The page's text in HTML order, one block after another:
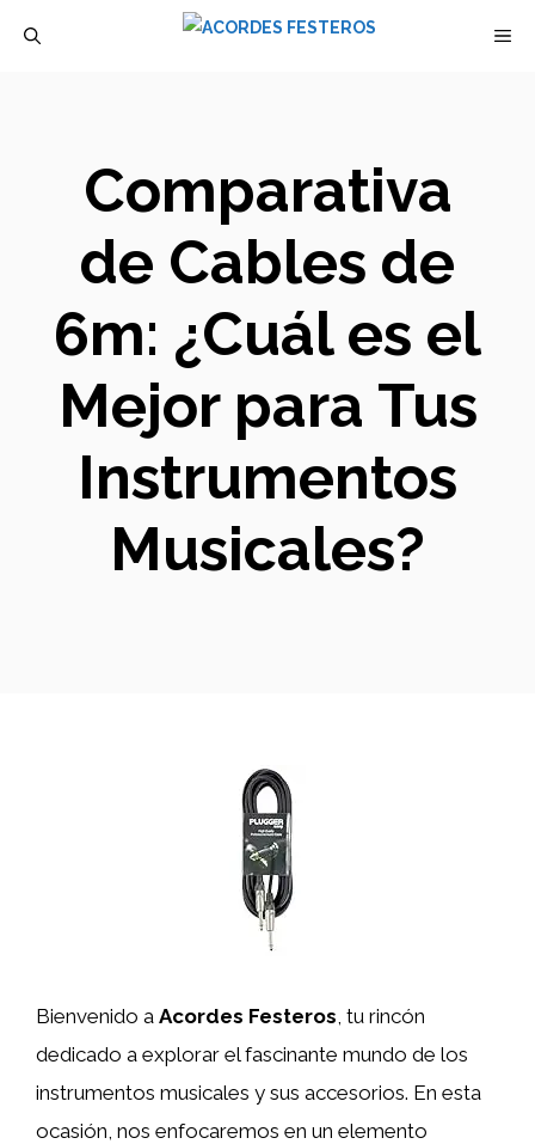
Comparativa
de Cables de
6m: ¿Cuál es el
Mejor para Tus
Instrumentos
Musicales?
Bienvenido a Acordes Festeros, tu rincón
dedicado a explorar el fascinante mundo de los
instrumentos musicales y sus accesorios. En esta
ocasión, nos enfocaremos en un elemento